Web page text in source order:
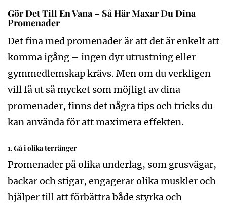
Gör Det Till En Vana – Så Här Maxar Du Dina
Promenader
Det fina med promenader är att det är enkelt att
komma igång – ingen dyr utrustning eller
gymmedlemskap krävs. Men om du verkligen
vill få ut så mycket som möjligt av dina
promenader, finns det några tips och tricks du
kan använda för att maximera effekten.
1. Gå i olika terränger
Promenader på olika underlag, som grusvägar,
backar och stigar, engagerar olika muskler och
hjälper till att förbättra både styrka och